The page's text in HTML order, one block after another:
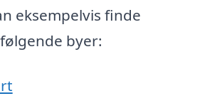
eksempelvis finde
byer: